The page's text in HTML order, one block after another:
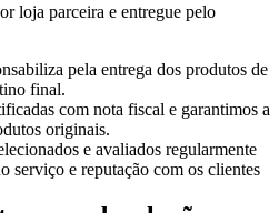
loja parceira e entregue pelo
pela entrega dos produtos de
final.
com nota fiscal e garantimos a
originais.
e avaliados regularmente
serviço e reputação com os clientes